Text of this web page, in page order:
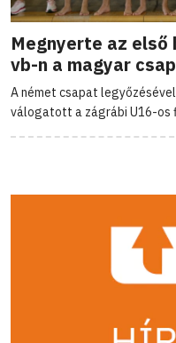
Megnyerte az
vb-n a magyar
A német csapat
válogatott a zágrábi U16-os